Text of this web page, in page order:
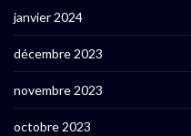
janvier 2024
décembre 2023
novembre 2023
octobre 2023